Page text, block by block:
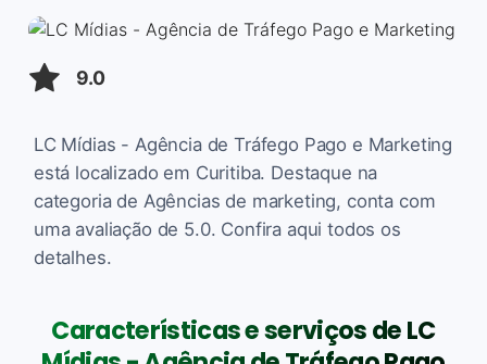
9.0
LC Mídias - Agência de Tráfego Pago e Marketing
está localizado em Curitiba. Destaque na
categoria de Agências de marketing, conta com
uma avaliação de 5.0. Confira aqui todos os
detalhes.
Características e serviços de LC